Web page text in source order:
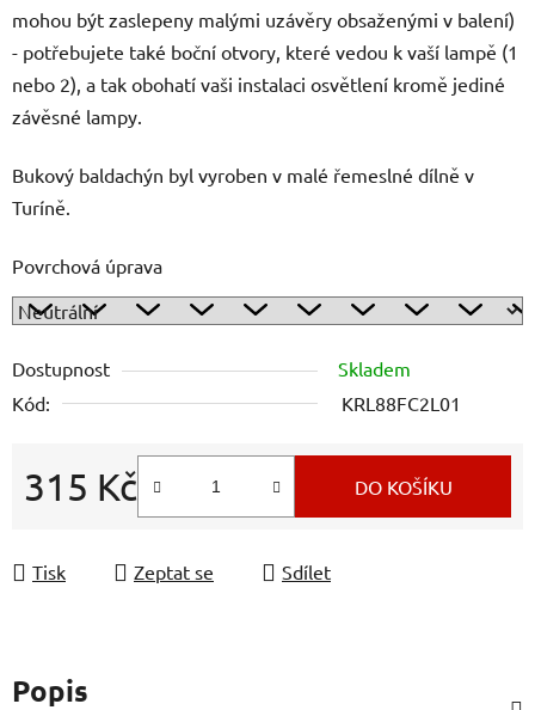
mohou být zaslepeny malými uzávěry obsaženými v balení)
- potřebujete také boční otvory, které vedou k vaší lampě (1
nebo 2), a tak obohatí vaši instalaci osvětlení kromě jediné
závěsné lampy.
Bukový baldachýn byl vyroben v malé řemeslné dílně v
Turíně.
Povrchová úprava
Dostupnost
Skladem
Kód:
KRL88FC2L01
315 Kč DO KOŠÍKU
Tisk Zeptat se Sdílet
Popis